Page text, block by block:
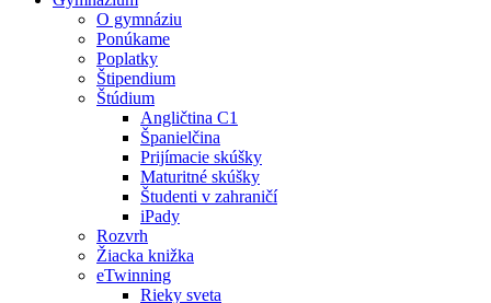
O gymnáziu
Ponúkame
Poplatky
Štipendium
Štúdium
Angličtina C1
Španielčina
Prijímacie skúšky
Maturitné skúšky
Študenti v zahraničí
iPady
Rozvrh
Žiacka knižka
eTwinning
Rieky sveta